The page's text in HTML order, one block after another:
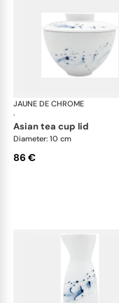
JAUNE DE CHROME
·
asian tea cup lid
Diameter: 10 cm
86 €